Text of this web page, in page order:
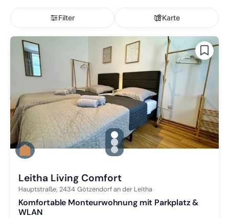
Filter Karte
gallery.slide_selector
Zu Slide 1 wechseln
Zu Slide 2 wechseln
Zu Slide 3 wechseln
Leitha Living Comfort
Hauptstraße, 2434 Götzendorf an der Leitha
Komfortable Monteurwohnung mit Parkplatz &
WLAN